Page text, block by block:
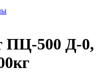
ПЦ-500 Д-0,